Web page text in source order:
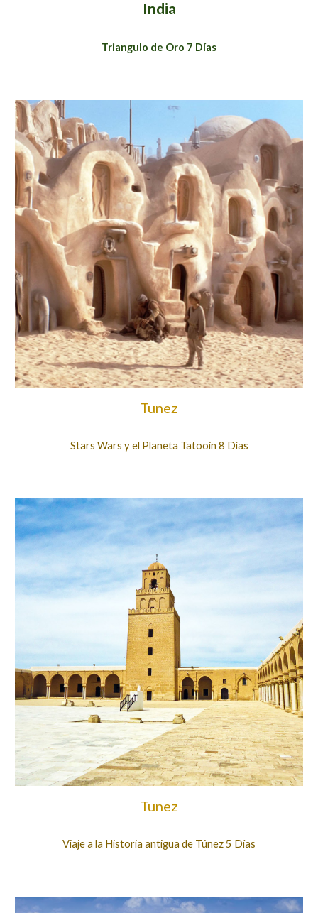
India
Triangulo de Oro 7 Días
Tunez
Stars Wars y el Planeta Tatooin 8 Días
Tunez
Viaje a la Historia antigua de Túnez 5 Días